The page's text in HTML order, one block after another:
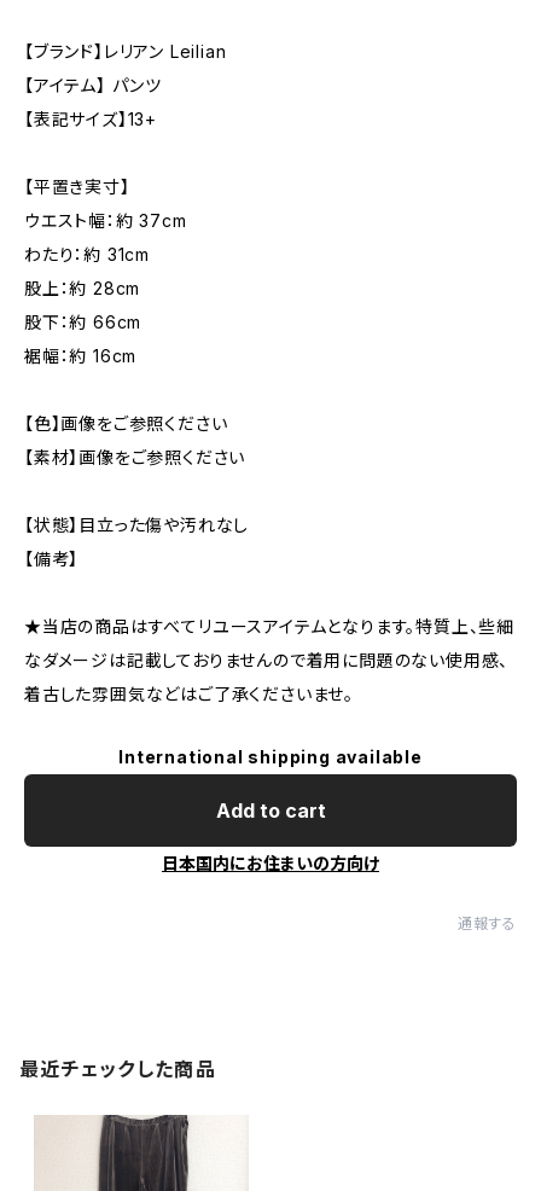
【ブランド】レリアン Leilian
【アイテム】 パンツ
【表記サイズ】13+
【平置き実寸】
ウエスト幅：約 37cm
わたり：約 31cm
股上：約 28cm
股下：約 66cm
裾幅：約 16cm
【色】画像をご参照ください
【素材】画像をご参照ください
【状態】目立った傷や汚れなし
【備考】
★当店の商品はすべてリユースアイテムとなります。特質上、些細
なダメージは記載しておりませんので着用に問題のない使用感、
着古した雰囲気などはご了承くださいませ。
International shipping available
Add to cart
日本国内にお住まいの方向け
通報する
最近チェックした商品